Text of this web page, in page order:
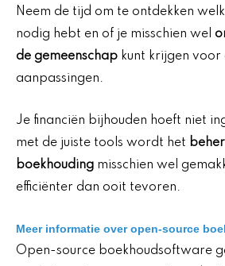
Neem de tijd om te ontdekken
nodig hebt en of je misschien wel
de gemeenschap kunt krijgen voor
aanpassingen.
Je financiën bijhouden hoeft niet
met de juiste tools wordt het
boekhouding misschien wel
efficiënter dan ooit tevoren.
Meer informatie over open-source
Open-source boekhoudsoftware